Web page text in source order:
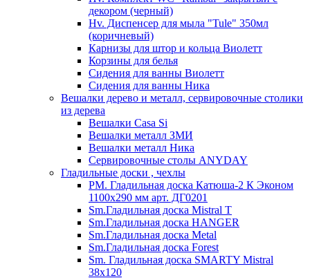
декором (черный)
Hv. Диспенсер для мыла "Tule" 350мл
(коричневый)
Карнизы для штор и кольца Виолетт
Корзины для белья
Сидения для ванны Виолетт
Сидения для ванны Ника
Вешалки дерево и металл, сервировочные столики
из дерева
Вешалки Casa Si
Вешалки металл ЗМИ
Вешалки металл Ника
Сервировочные столы ANYDAY
Гладильные доски , чехлы
PM. Гладильная доска Катюша-2 К Эконом
1100х290 мм арт. ДГ0201
Sm.Гладильная доска Mistral T
Sm.Гладильная доска HANGER
Sm.Гладильная доска Metal
Sm.Гладильная доска Forest
Sm. Гладильная доска SMARTY Mistral
38x120